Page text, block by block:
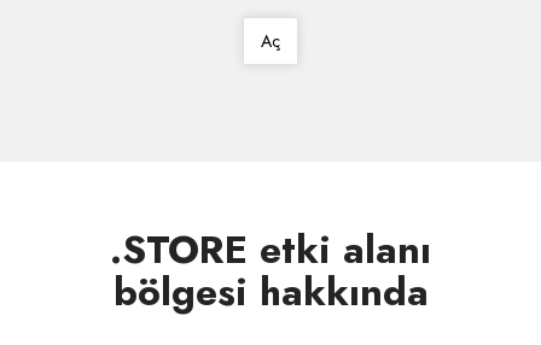
Aç
.STORE etki alanı
bölgesi hakkında